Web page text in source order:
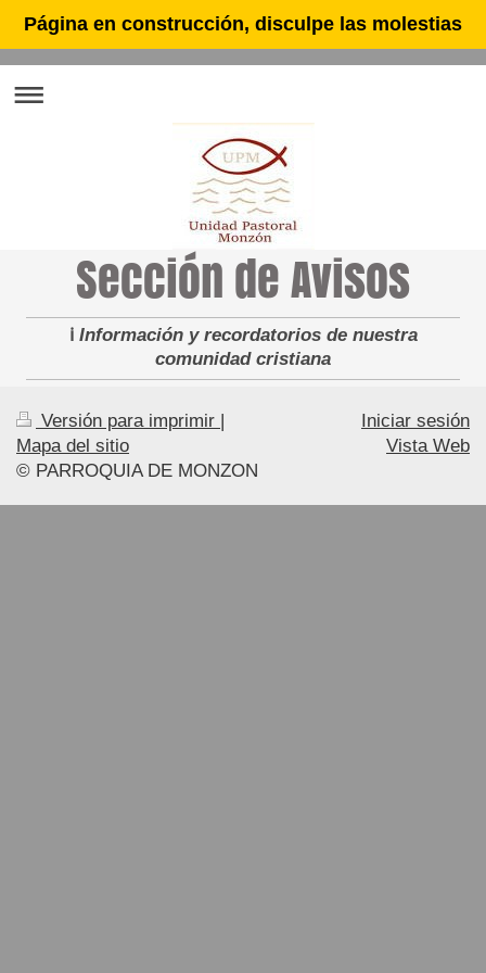
Página en construcción, disculpe las molestias
Sección de Avisos
ℹ️ Información y recordatorios de nuestra
comunidad cristiana
Versión para imprimir |
Mapa del sitio
© PARROQUIA DE MONZON
Iniciar sesión
Vista Web